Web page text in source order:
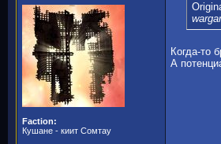
Faction:
Кушане - киит Сомтау
Когда-то
А